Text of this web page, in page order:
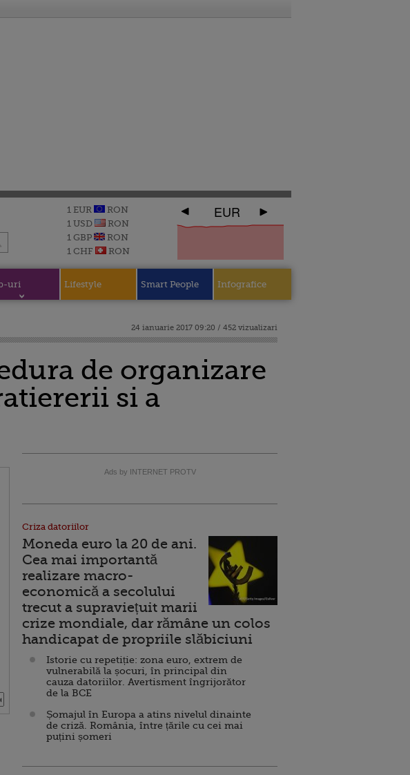
1 EUR
RON
1 USD
RON
1 GBP
RON
1 CHF
RON
EUR
uri Lifestyle Smart People Infografice
24 ianuarie 2017 09:20 / 452 vizualizari
de organizare
si a
Ads by INTERNET PROTV
Criza datoriilor
Moneda euro la 20 de ani.
Cea mai importantă
realizare macro-
economică a secolului
trecut a supraviețuit marii
crize mondiale, dar rămâne un colos
handicapat de propriile slăbiciuni
Istorie cu repetiție: zona euro, extrem de
vulnerabilă la șocuri, în principal din
cauza datoriilor. Avertisment îngrijorător
de la BCE
Șomajul în Europa a atins nivelul dinainte
de criză. România, între țările cu cei mai
puțini șomeri